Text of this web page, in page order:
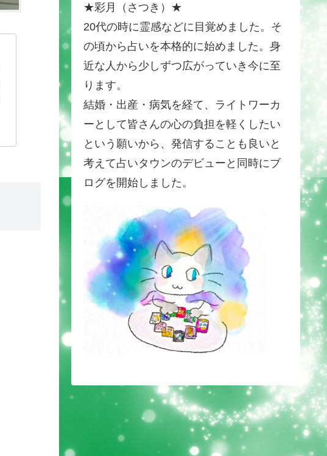
★彩月（さつき）★
20代の時に霊感などに目覚めました。そ
の頃から占いを本格的に始めました。身
近な人から少しずつ広がっていき今に至
ります。
結婚・出産・病気を経て、ライトワーカ
ーとして皆さんの心の負担を軽くしたい
という願いから、発信することも良いと
考えて占いタウンのデビューと同時にブ
ログを開始しました。